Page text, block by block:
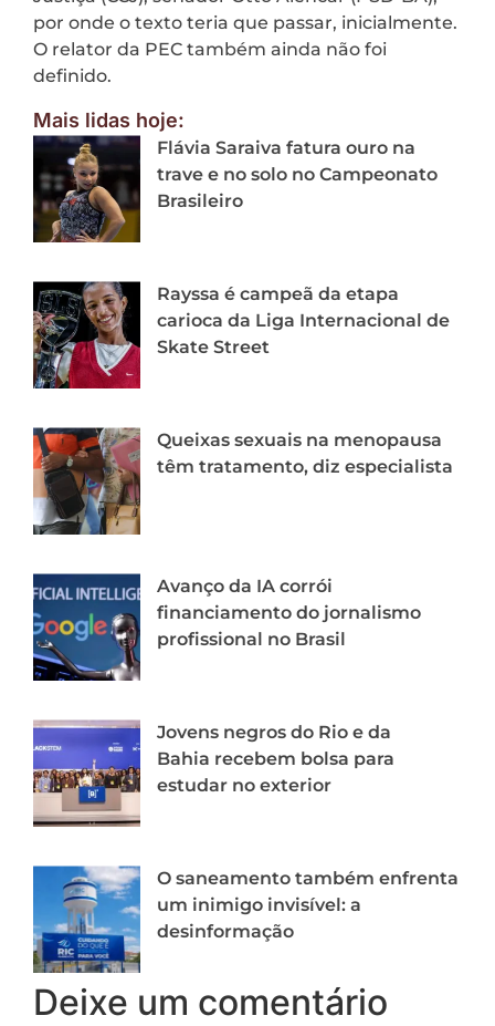
por onde o texto teria que passar, inicialmente.
O relator da PEC também ainda não foi
definido.
Mais lidas hoje:
Flávia Saraiva fatura ouro na
trave e no solo no Campeonato
Brasileiro
Rayssa é campeã da etapa
carioca da Liga Internacional de
Skate Street
Queixas sexuais na menopausa
têm tratamento, diz especialista
Avanço da IA corrói
financiamento do jornalismo
profissional no Brasil
Jovens negros do Rio e da
Bahia recebem bolsa para
estudar no exterior
O saneamento também enfrenta
um inimigo invisível: a
desinformação
Deixe um comentário